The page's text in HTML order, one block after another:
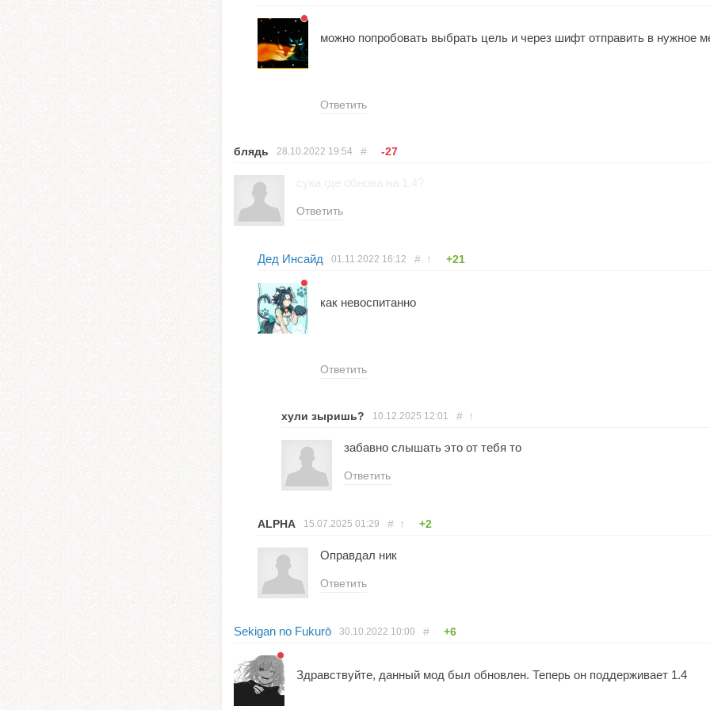
можно попробовать выбрать цель и через шифт отправить в нужное
Ответить
блядь 28.10.2022 19:54 # -27
Ответить
Дед Инсайд 01.11.2022 16:12 # ↑ +21
как невоспитанно
Ответить
хули зыришь? 10.12.2025 12:01 # ↑
забавно слышать это от тебя то
Ответить
ALPHA 15.07.2025 01:29 # ↑ +2
Оправдал ник
Ответить
Sekigan no Fukurō 30.10.2022 10:00 # +6
Здравствуйте, данный мод был обновлен. Теперь он поддерживает 1.4